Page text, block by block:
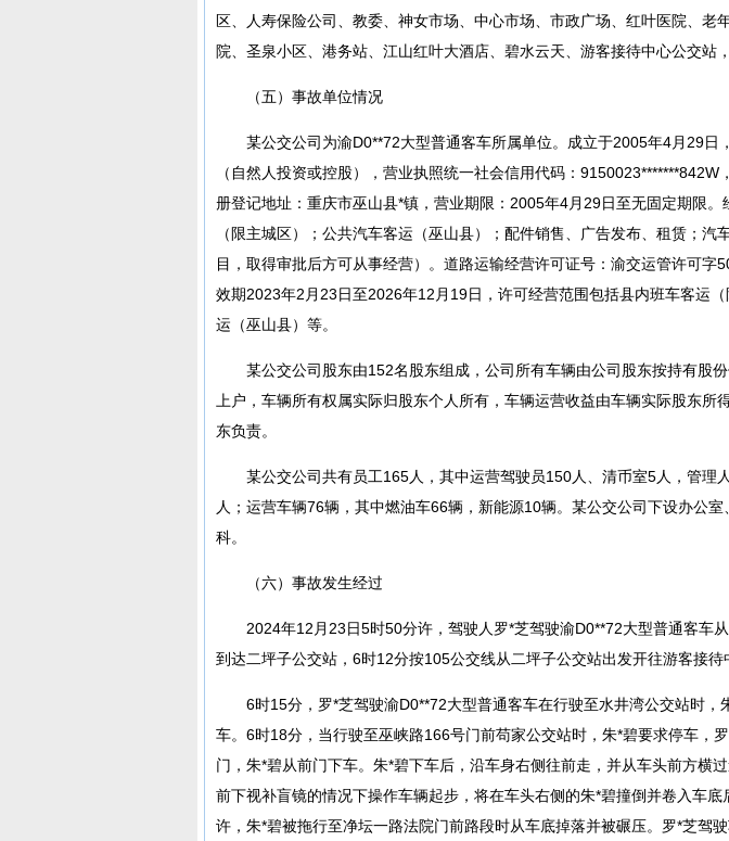
区、人寿保险公司、教委、神女市场、中心市场、市政广场、红叶医院、老
院、圣泉小区、港务站、江山红叶大酒店、碧水云天、游客接待中心公交站
（五）事故单位情况
某公交公司为渝D0**72大型普通客车所属单位。成立于2005年4月29日
（自然人投资或控股），营业执照统一社会信用代码：9150023*******842W
册登记地址：重庆市巫山县*镇，营业期限：2005年4月29日至无固定期限。
（限主城区）；公共汽车客运（巫山县）；配件销售、广告发布、租赁；汽
目，取得审批后方可从事经营）。道路运输经营许可证号：渝交运管许可字
效期2023年2月23日至2026年12月19日，许可经营范围包括县内班车客运
运（巫山县）等。
某公交公司股东由152名股东组成，公司所有车辆由公司股东按持有股
上户，车辆所有权属实际归股东个人所有，车辆运营收益由车辆实际股东所
东负责。
某公交公司共有员工165人，其中运营驾驶员150人、清币室5人，管理
人；运营车辆76辆，其中燃油车66辆，新能源10辆。某公交公司下设办公
科。
（六）事故发生经过
2024年12月23日5时50分许，驾驶人罗*芝驾驶渝D0**72大型普通客车
到达二坪子公交站，6时12分按105公交线从二坪子公交站出发开往游客接待
6时15分，罗*芝驾驶渝D0**72大型普通客车在行驶至水井湾公交站时，
车。6时18分，当行驶至巫峡路166号门前苟家公交站时，朱*碧要求停车，
门，朱*碧从前门下车。朱*碧下车后，沿车身右侧往前走，并从车头前方横
前下视补盲镜的情况下操作车辆起步，将在车头右侧的朱*碧撞倒并卷入车
许，朱*碧被拖行至净坛一路法院门前路段时从车底掉落并被碾压。罗*芝驾